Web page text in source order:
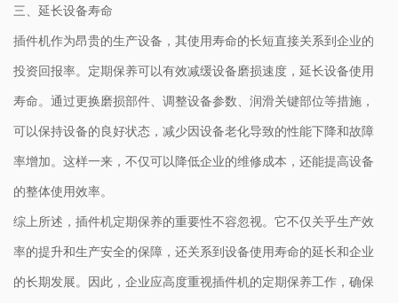
三、延长设备寿命
插件机作为昂贵的生产设备，其使用寿命的长短直接关系到企业的
投资回报率。定期保养可以有效减缓设备磨损速度，延长设备使用
寿命。通过更换磨损部件、调整设备参数、润滑关键部位等措施，
可以保持设备的良好状态，减少因设备老化导致的性能下降和故障
率增加。这样一来，不仅可以降低企业的维修成本，还能提高设备
的整体使用效率。
综上所述，插件机定期保养的重要性不容忽视。它不仅关乎生产效
率的提升和生产安全的保障，还关系到设备使用寿命的延长和企业
的长期发展。因此，企业应高度重视插件机的定期保养工作，确保